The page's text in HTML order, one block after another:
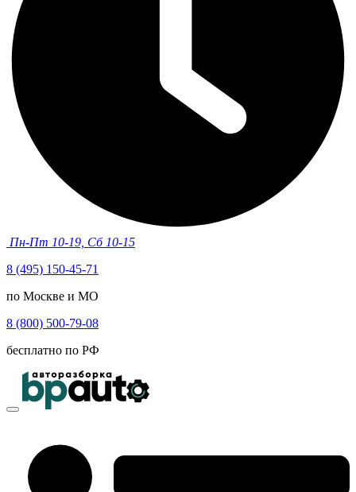
Пн-Пт 10-19, Сб 10-15
8 (495) 150-45-71
по Москве и МО
8 (800) 500-79-08
бесплатно по РФ